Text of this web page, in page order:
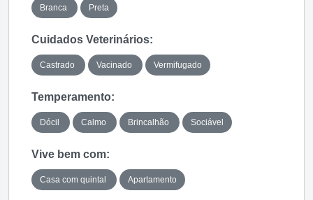
Branca Preta
Cuidados Veterinários:
Castrado Vacinado Vermifugado
Temperamento:
Dócil Calmo Brincalhão Sociável
Vive bem com:
Casa com quintal Apartamento